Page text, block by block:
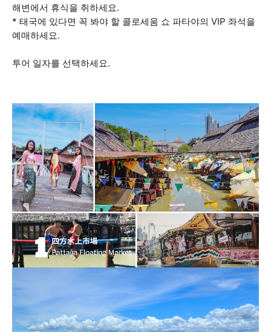
해변에서 휴식을 취하세요.
* 태국에 있다면 꼭 봐야 할 콜로세움 쇼 파타야의 VIP 좌석을
예매하세요.
투어 일자를 선택하세요.